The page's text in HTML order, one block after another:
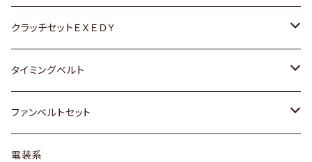
マツダ
三菱
スバル
日野
アストロ（シボレー）
クライスラー
日産
ダイハツ
マツダ
三菱
日産
ホンダ
マツダ
ホンダ
スズキ
ダイハツ
マツダ
クラッチセットＥＸＥＤＹ
ホンダ
スズキ
日産
タイミングベルト
トヨタ
スズキ
ファンベルトセット
トヨタ
電装系